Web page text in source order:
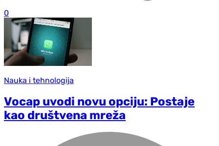
0
Nauka i tehnologija
Vocap uvodi novu opciju: Postaje
kao društvena mreža